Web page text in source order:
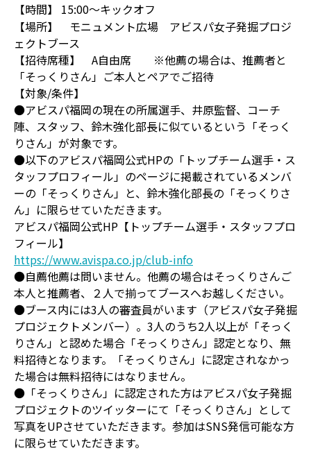
【時間】 15:00～キックオフ
【場所】 モニュメント広場 アビスパ女子発掘プロジ
ェクトブース
【招待席種】 A自由席 ※他薦の場合は、推薦者と
「そっくりさん」ご本人とペアでご招待
【対象/条件】
●アビスパ福岡の現在の所属選手、井原監督、コーチ
陣、スタッフ、鈴木強化部長に似ているという「そっく
りさん」が対象です。
●以下のアビスパ福岡公式HPの「トップチーム選手・ス
タッフプロフィール」のページに掲載されているメンバ
ーの「そっくりさん」と、鈴木強化部長の「そっくりさ
ん」に限らせていただきます。
アビスパ福岡公式HP【トップチーム選手・スタッフプロ
フィール】
https://www.avispa.co.jp/club-info
●自薦他薦は問いません。他薦の場合はそっくりさんご
本人と推薦者、２人で揃ってブースへお越しください。
●ブース内には3人の審査員がいます（アビスパ女子発掘
プロジェクトメンバー）。3人のうち2人以上が「そっく
りさん」と認めた場合「そっくりさん」認定となり、無
料招待となります。「そっくりさん」に認定されなかっ
た場合は無料招待にはなりません。
●「そっくりさん」に認定された方はアビスパ女子発掘
プロジェクトのツイッターにて「そっくりさん」として
写真をUPさせていただきます。参加はSNS発信可能な方
に限らせていただきます。